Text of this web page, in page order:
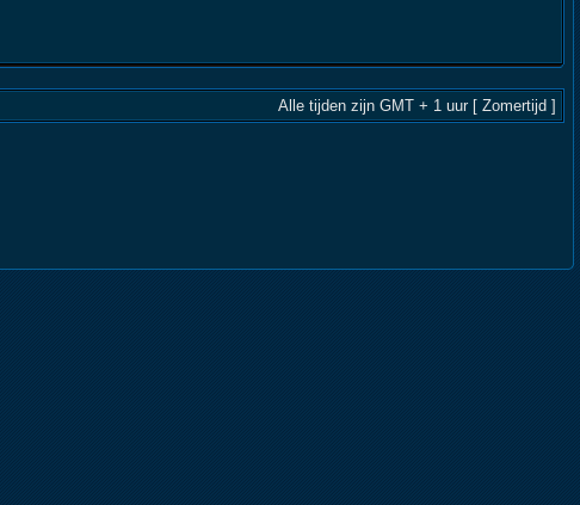
Alle tijden zijn GMT + 1 uur [ Zomertijd ]